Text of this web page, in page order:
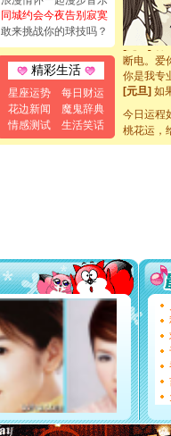
同城约会今夜告别寂寞
敢来挑战你的球技吗？
精彩生活
星座运势
每日财运
花边新闻
魔鬼辞典
情感测试
生活笑话
[圣诞节]
如意,快
[元旦]看
断电。爱
你是我专
[元旦]如
起；二是
离。水晶
[元旦]当
泣，这痛
[圣诞节]
你太多
要平安！
[圣诞节]
能正大
都要快乐
[圣诞节]
如意,快
[元旦]
看
断电。
你是我专
[元旦]如
今日运程
桃花运，